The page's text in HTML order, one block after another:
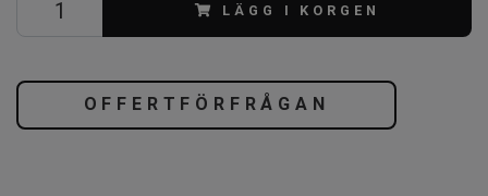
LÄGG I KORGEN
OFFERTFÖRFRÅGAN